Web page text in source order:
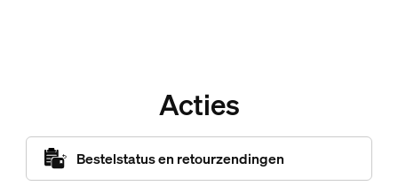
Acties
Bestelstatus en retourzendingen